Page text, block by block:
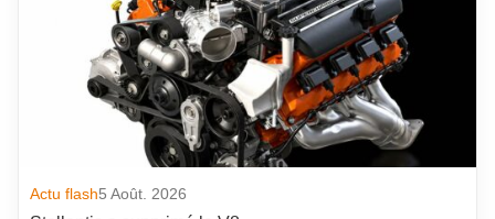
Actu flash5 Août. 2026